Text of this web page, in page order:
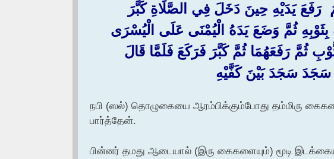
‏رَفَعَ يَدَيْهِ حِينَ دَخَلَ فِي الصَّلَاةِ كَبَّرَ
ثُمَّ وَضَعَ يَدَهُ الْيُمْنَى عَلَى الْيُسْرَى
ثُمَّ رَفَعَهُمَا ثُمَّ كَبَّرَ فَرَكَعَ فَلَمَّا قَالَ
سَجَدَ سَجَدَ بَيْنَ كَفَّيْهِ
நபி (ஸல்) தொழுகையை ஆரம்பிக்கும்போது தம்மிரு
பார்த்தேன்.
பின்னர் தமது ஆடையால் (இரு கைகளையும்) மூடி